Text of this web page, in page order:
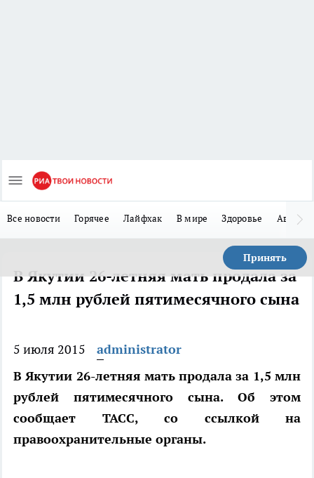
Все новости Горячее Лайфхак В мире Здоровье Авто
Принять
В Якутии 26-летняя мать продала за
1,5 млн рублей пятимесячного сына
5 июля 2015
administrator
В Якутии 26-летняя мать продала за 1,5 млн
рублей пятимесячного сына. Об этом
сообщает ТАСС, со ссылкой на
правоохранительные органы.